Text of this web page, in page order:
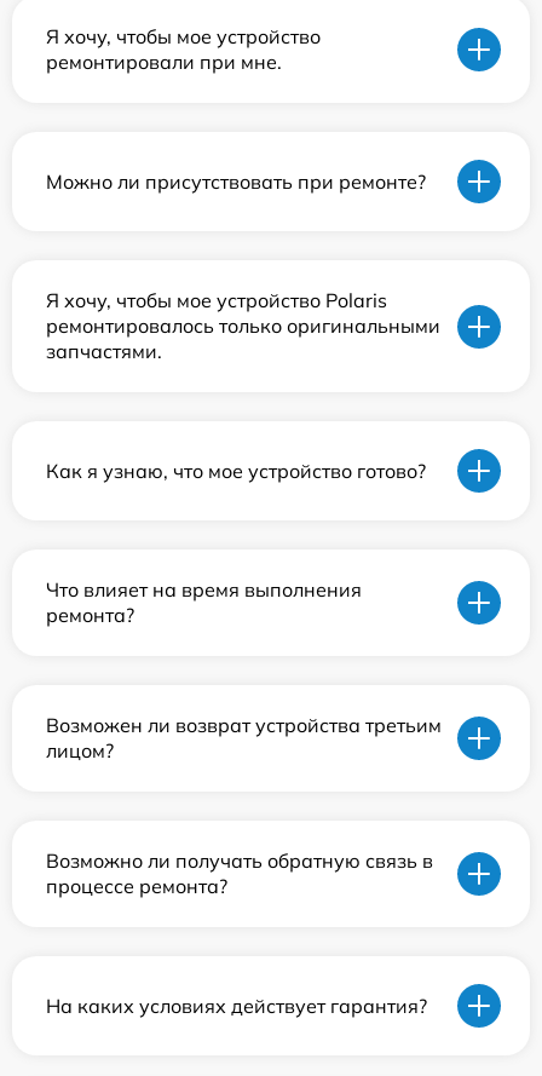
Я хочу, чтобы мое устройство
ремонтировали при мне.
Можно ли присутствовать при ремонте?
Я хочу, чтобы мое устройство Polaris
ремонтировалось только оригинальными
запчастями.
Как я узнаю, что мое устройство готово?
Что влияет на время выполнения
ремонта?
Возможен ли возврат устройства третьим
лицом?
Возможно ли получать обратную связь в
процессе ремонта?
На каких условиях действует гарантия?